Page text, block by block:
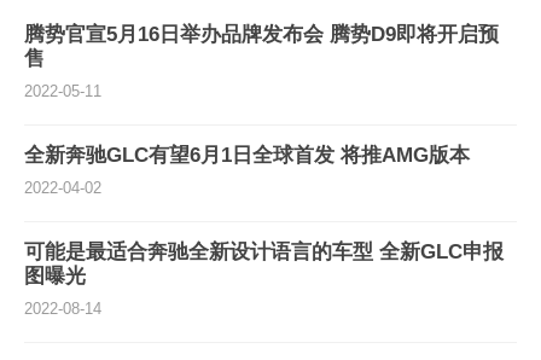
腾势官宣5月16日举办品牌发布会 腾势D9即将开启预
售
2022-05-11
全新奔驰GLC有望6月1日全球首发 将推AMG版本
2022-04-02
可能是最适合奔驰全新设计语言的车型 全新GLC申报
图曝光
2022-08-14